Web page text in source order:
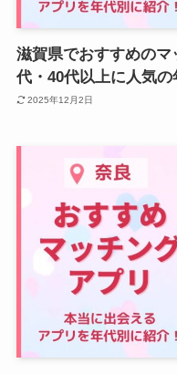
滋賀県でおすすめの
代・40代以上に人気の
2025年12月2日